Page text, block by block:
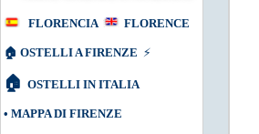
FLORENCIA FLORENCE
🏠 OSTELLI A FIRENZE ⚡
🏠 OSTELLI IN ITALIA
• MAPPA DI FIRENZE